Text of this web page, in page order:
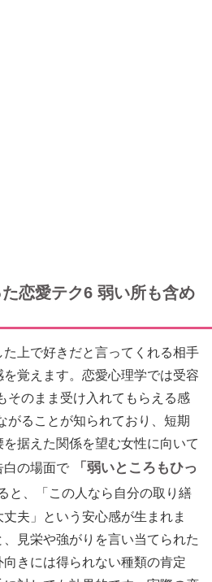
恋愛テク6 弱い所も含め
上で好きだと言ってくれる相手
覚えます。恋愛心理学では受容
そのまま受け入れてもらえる感
がることが知られており、短期
据えた関係を望む女性に向いて
白の場面で
「弱いところもひっ
と、「この人なら自分の取り繕
夫」という安心感が生まれま
見栄や強がりを言い当てられた
向きには得られない種類の肯定